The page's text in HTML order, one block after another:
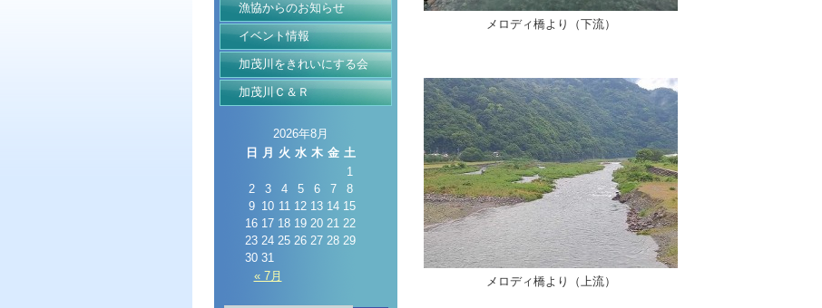
漁協からのお知らせ
イベント情報
加茂川をきれいにする会
加茂川Ｃ＆Ｒ
2026年8月
日
月 火 水 木 金 土
« 7月
1
2
3 4 5 6 7
8
9 10 11 12 13 14 15
16 17 18 19 20 21 22
23 24 25 26 27 28 29
30 31
メロディ橋より（下流）
メロディ橋より（上流）